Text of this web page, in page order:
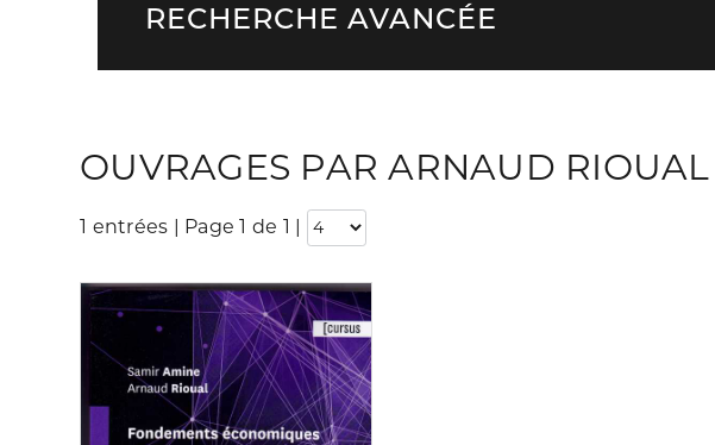
RECHERCHE AVANCÉE
OUVRAGES PAR ARNAUD RIOUAL
1 entrées | Page 1 de 1 |